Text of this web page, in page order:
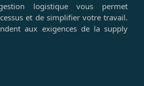
logistique vous permet
et de simplifier votre travail.
aux exigences de la supply